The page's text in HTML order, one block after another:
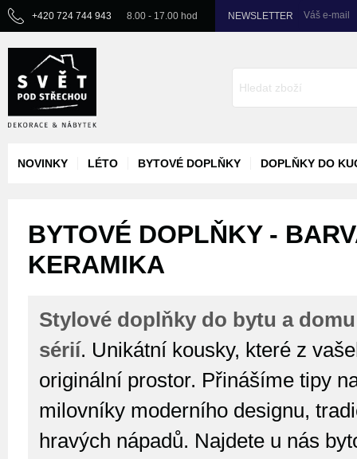
+420 724 744 943 8.00 - 17.00 hod NEWSLETTER Váš e-mail
NOVINKY LÉTO BYTOVÉ DOPLŇKY DOPLŇKY DO
BYTOVÉ DOPLŇKY -
KERAMIKA
Stylové doplňky do bytu a
sérií. Unikátní kousky, které z
originální prostor. Přinášíme tipy
milovníky moderního designu,
hravých nápadů. Najdete u nás